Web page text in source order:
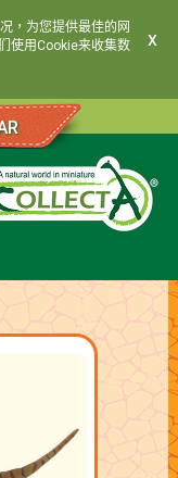
，为您提供最佳的网
使用Cookie来收集数
x